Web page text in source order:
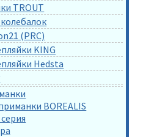
TROUT
(PRC)
KING
Hedsta
BOREALIS